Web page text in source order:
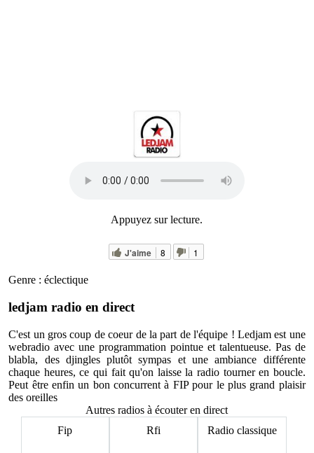
Appuyez sur lecture.
J'aime 8 1
Genre : éclectique
ledjam radio en direct
C'est un gros coup de coeur de la part de l'équipe ! Ledjam est une
webradio avec une programmation pointue et talentueuse. Pas de
blabla, des djingles plutôt sympas et une ambiance différente
chaque heures, ce qui fait qu'on laisse la radio tourner en boucle.
Peut être enfin un bon concurrent à FIP pour le plus grand plaisir
des oreilles
Autres radios à écouter en direct
Fip
Rfi Radio classique